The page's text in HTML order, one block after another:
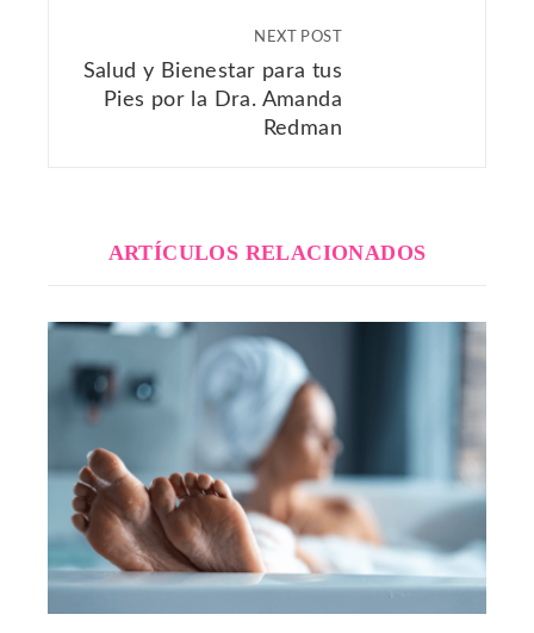
NEXT POST
Salud y Bienestar para tus
Pies por la Dra. Amanda
Redman
ARTÍCULOS RELACIONADOS